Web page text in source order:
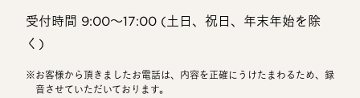
受付時間 9:00〜17:00 (土日、祝日、年末年始を除
く)
お客様から頂きましたお電話は、内容を正確にうけたまわるため、録
音させていただいております。